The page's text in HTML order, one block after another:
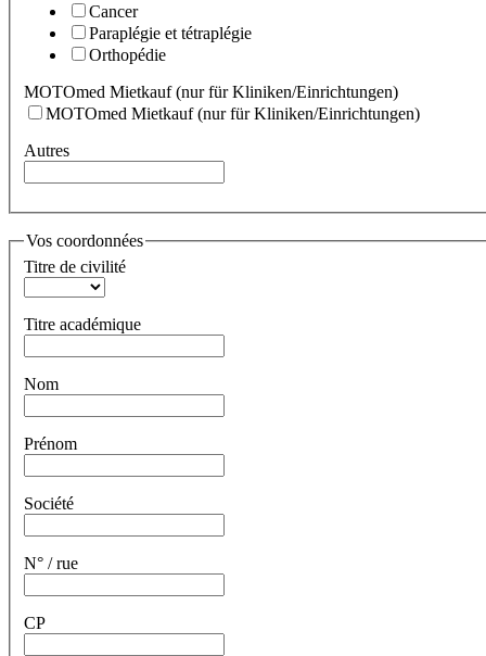
Cancer
Paraplégie et tétraplégie
Orthopédie
MOTOmed Mietkauf (nur für Kliniken/Einrichtungen)
MOTOmed Mietkauf (nur für Kliniken/Einrichtungen)
Autres
Vos coordonnées
Titre de civilité
Titre académique
Nom
Prénom
Société
N° / rue
CP